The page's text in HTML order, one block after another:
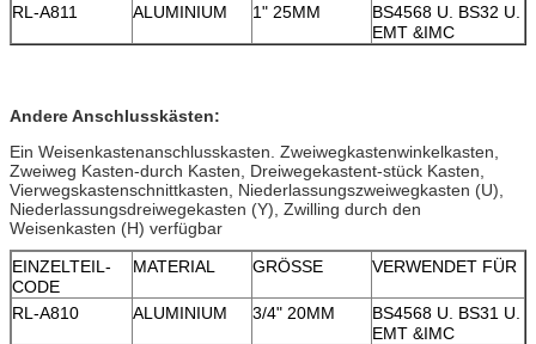
RL-A811
ALUMINIUM 1" 25MM
BS4568 U. BS32 U.
EMT &IMC
Andere Anschlusskästen:
Ein Weisenkastenanschlusskasten. Zweiwegkastenwinkelkasten,
Zweiweg Kasten-durch Kasten, Dreiwegekastent-stück Kasten,
Vierwegskastenschnittkasten, Niederlassungszweiwegkasten (U),
Niederlassungsdreiwegekasten (Y), Zwilling durch den
Weisenkasten (H) verfügbar
EINZELTEIL-
CODE
MATERIAL GRÖSSE VERWENDET FÜR
RL-A810 ALUMINIUM 3/4" 20MM
BS4568 U. BS31 U.
EMT &IMC